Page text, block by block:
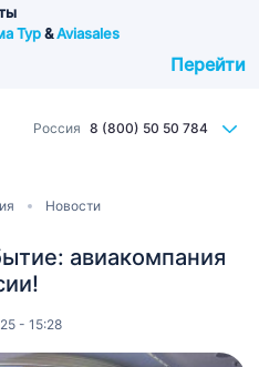
Тур&Aviasales
Перейти
Россия 8 (800) 50 50 784
Новости
авиакомпания
- 15:28